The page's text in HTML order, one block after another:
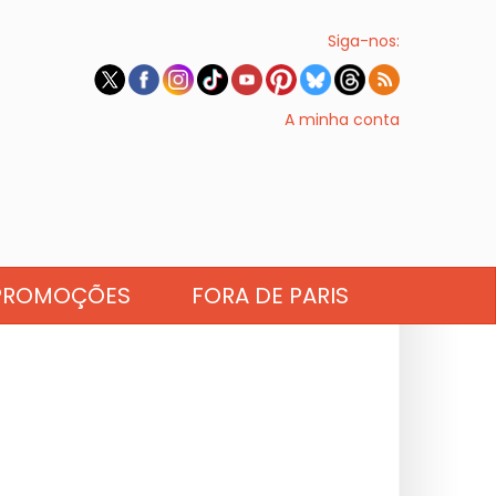
Siga-nos:
A minha conta
FORA DE PARIS